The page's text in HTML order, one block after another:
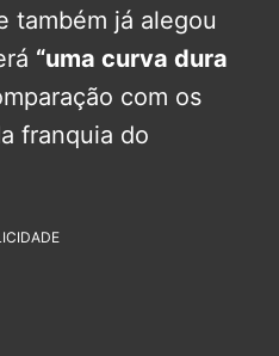
também já alegou
“uma curva dura
com os
franquia do